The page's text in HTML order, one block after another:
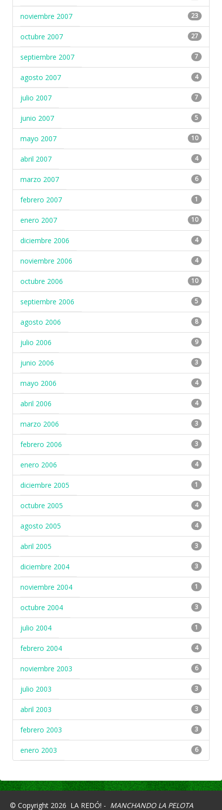
noviembre 2007 23
octubre 2007 27
septiembre 2007 7
agosto 2007 4
julio 2007 7
junio 2007 5
mayo 2007 10
abril 2007 4
marzo 2007 6
febrero 2007 1
enero 2007 10
diciembre 2006 4
noviembre 2006 4
octubre 2006 10
septiembre 2006 5
agosto 2006 8
julio 2006 9
junio 2006 3
mayo 2006 4
abril 2006 4
marzo 2006 3
febrero 2006 3
enero 2006 4
diciembre 2005 1
octubre 2005 4
agosto 2005 4
abril 2005 3
diciembre 2004 3
noviembre 2004 1
octubre 2004 3
julio 2004 1
febrero 2004 4
noviembre 2003 6
julio 2003 3
abril 2003 3
febrero 2003 3
enero 2003 6
© Copyright 2026 LA REDÓ! - MANCHANDO LA PELOTA